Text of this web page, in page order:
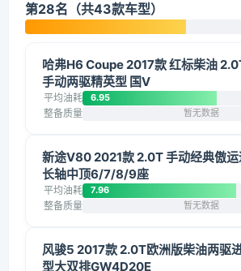
第28名（共43款车型）
哈弗H6 Coupe 2017款 红标柴油
手动两驱精英型 国V
平均油耗 6.95
整备质量 暂无数据
新途V80 2021款 2.0T 手动经典傲运
长轴中顶6/7/8/9座
平均油耗 7.96
整备质量 暂无数据
风骏5 2017款 2.0T欧洲版柴油两驱
型大双排GW4D20E